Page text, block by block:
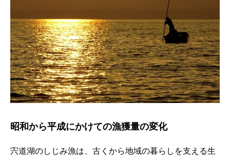
昭和から平成にかけての漁獲量の変化
宍道湖のしじみ漁は、古くから地域の暮らしを支える生